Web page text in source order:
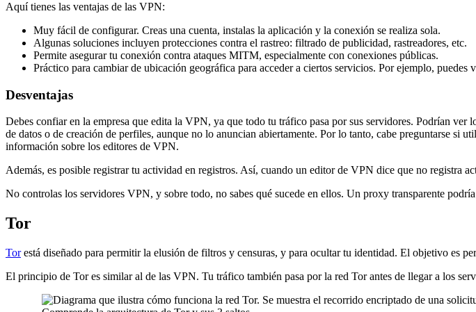
Aquí tienes las ventajas de las VPN:
Muy fácil de configurar. Creas una cuenta, instalas la aplicación y la conexión se realiza sola.
Algunas soluciones incluyen protecciones contra el rastreo: filtrado de publicidad, rastreadores, etc.
Permite asegurar tu conexión contra ataques MITM, especialmente con conexiones públicas.
Práctico para cambiar de ubicación geográfica para acceder a ciertos servicios. Por ejemplo,
Desventajas
Debes confiar en la empresa que edita la VPN, ya que todo tu tráfico pasa por sus servidores. Podrían ver
de datos o de creación de perfiles, aunque no lo anuncian abiertamente. Por lo tanto, cabe preguntarse
información sobre los editores de VPN.
Además, es posible registrar tu actividad en registros. Así, cuando un editor de VPN dice que no registra
No controlas los servidores VPN, y sobre todo, no sabes qué sucede en ellos. Un proxy transparente
Tor
Torestá diseñado para permitir la elusión de filtros y censuras, y para ocultar tu identidad. El objetivo es
El principio de Tor es similar al de las VPN. Tu tráfico también pasa por la red Tor antes de llegar a los